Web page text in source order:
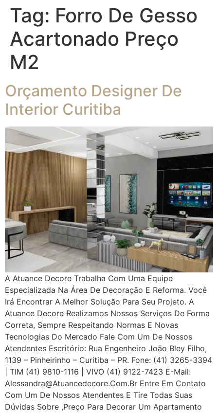
Tag: Forro De Gesso
Acartonado Preço
M2
Orçamento Designer De
Interior Curitiba
A Atuance Decore Trabalha Com Uma Equipe
Especializada Na Área De Decoração E Reforma. Você
Irá Encontrar A Melhor Solução Para Seu Projeto. A
Atuance Decore Realizamos Nossos Serviços De Forma
Correta, Sempre Respeitando Normas E Novas
Tecnologias Do Mercado Fale Com Um De Nossos
Atendentes Escritório: Rua Engenheiro João Bley Filho,
1139 – Pinheirinho – Curitiba – PR. Fone: (41) 3265-3394
| TIM (41) 9810-1116 | VIVO (41) 9122-7423 E-Mail:
Alessandra@atuancedecore.com.br Entre Em Contato
Com Um De Nossos Atendentes E Tire Todas Suas
Dúvidas Sobre ,Preço Para Decorar Um Apartamento